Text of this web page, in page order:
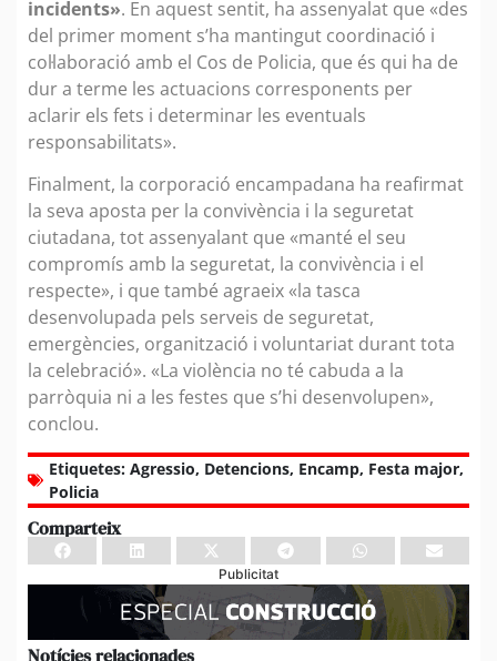
incidents». En aquest sentit, ha assenyalat que «des
del primer moment s’ha mantingut coordinació i
col·laboració amb el Cos de Policia, que és qui ha de
dur a terme les actuacions corresponents per
aclarir els fets i determinar les eventuals
responsabilitats».
Finalment, la corporació encampadana ha reafirmat
la seva aposta per la convivència i la seguretat
ciutadana, tot assenyalant que «manté el seu
compromís amb la seguretat, la convivència i el
respecte», i que també agraeix «la tasca
desenvolupada pels serveis de seguretat,
emergències, organització i voluntariat durant tota
la celebració». «La violència no té cabuda a la
parròquia ni a les festes que s’hi desenvolupen»,
conclou.
Etiquetes: Agressio, Detencions, Encamp, Festa major,
Policia
Comparteix
Publicitat
Notícies relacionades